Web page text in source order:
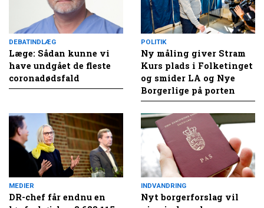
DEBATINDLÆG
Læge: Sådan kunne vi
have undgået de fleste
coronadødsfald
POLITIK
Ny måling giver Stram
Kurs plads i Folketinget
og smider LA og Nye
Borgerlige på porten
MEDIER
DR-chef får endnu en
INDVANDRING
Nyt borgerforslag vil